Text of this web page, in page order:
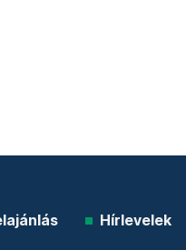
Hírlevelek